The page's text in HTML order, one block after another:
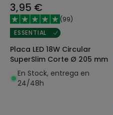
3,95 €
(99)
ESSENTIAL
Placa LED 18W Circular
SuperSlim Corte Ø 205 mm
En Stock, entrega en
24/48h